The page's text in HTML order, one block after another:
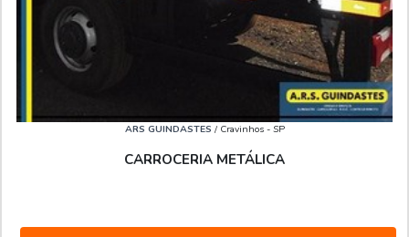
ARS GUINDASTES / Cravinhos - SP
CARROCERIA METÁLICA